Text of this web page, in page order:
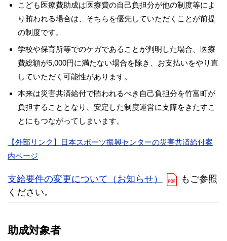
こども医療費助成は医療費の自己負担分が他の制度等によ
り賄われる場合は、そちらを優先していただくことが前提
の制度です。
学校や保育所等でのケガであることが判明した場合、医療
費総額が5,000円に満たない場合を除き、お支払いをやり直
していただく可能性があります。
本来は災害共済給付で賄われるべき自己負担分を竹富町が
負担することとなり、安定した制度運営に支障をきたすこ
とにもつながってしまいます。
【外部リンク】日本スポーツ振興センターの災害共済給付案
内ページ
支給要件の変更について（お知らせ）
もご参照
ください。
助成対象者